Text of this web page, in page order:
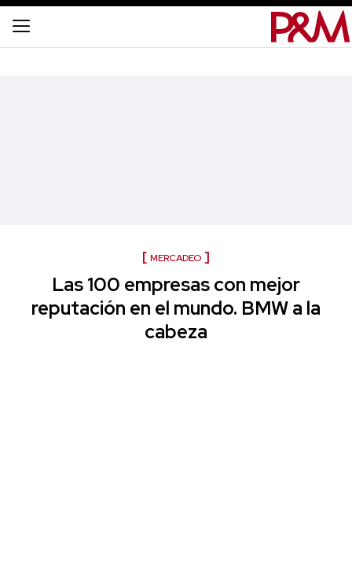
MERCADEO
Las 100 empresas con mejor
reputación en el mundo. BMW a la
cabeza